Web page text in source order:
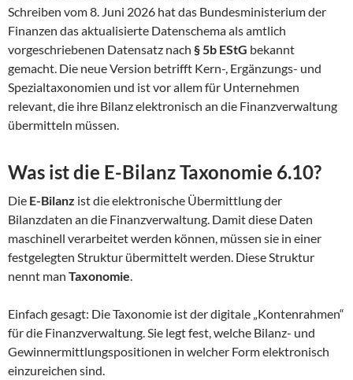
Schreiben vom 8. Juni 2026 hat das Bundesministerium der
Finanzen das aktualisierte Datenschema als amtlich
vorgeschriebenen Datensatz nach § 5b EStG bekannt
gemacht. Die neue Version betrifft Kern-, Ergänzungs- und
Spezialtaxonomien und ist vor allem für Unternehmen
relevant, die ihre Bilanz elektronisch an die Finanzverwaltung
übermitteln müssen.
Was ist die E-Bilanz Taxonomie 6.10?
Die E-Bilanz ist die elektronische Übermittlung der
Bilanzdaten an die Finanzverwaltung. Damit diese Daten
maschinell verarbeitet werden können, müssen sie in einer
festgelegten Struktur übermittelt werden. Diese Struktur
nennt man Taxonomie
Einfach gesagt: Die Taxonomie ist der digitale „Kontenrahmen“
für die Finanzverwaltung. Sie legt fest, welche Bilanz- und
Gewinnermittlungspositionen in welcher Form elektronisch
einzureichen sind.